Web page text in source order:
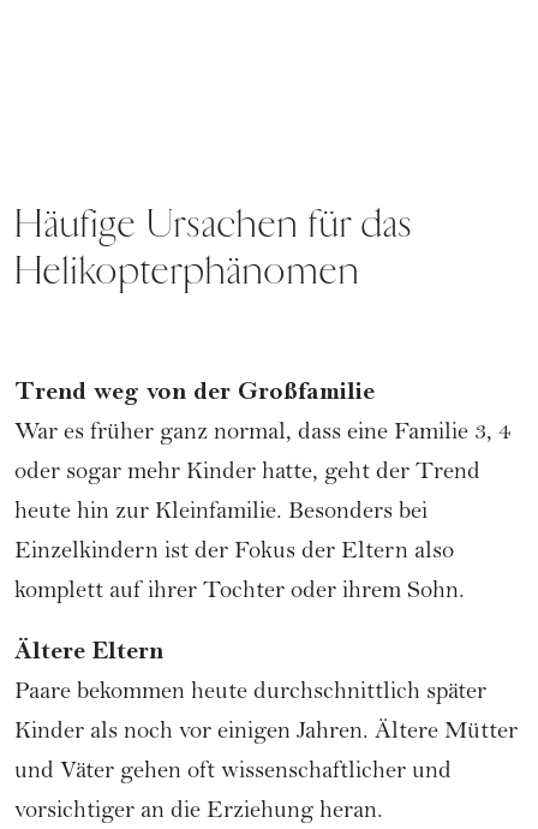
Häufige Ursachen für das
Helikopterphänomen
Trend weg von der Großfamilie
War es früher ganz normal, dass eine Familie 3, 4
oder sogar mehr Kinder hatte, geht der Trend
heute hin zur Kleinfamilie. Besonders bei
Einzelkindern ist der Fokus der Eltern also
komplett auf ihrer Tochter oder ihrem Sohn.
Ältere Eltern
Paare bekommen heute durchschnittlich später
Kinder als noch vor einigen Jahren. Ältere Mütter
und Väter gehen oft wissenschaftlicher und
vorsichtiger an die Erziehung heran.